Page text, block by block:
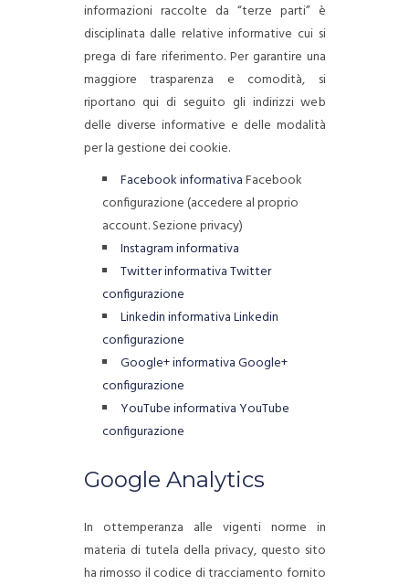
informazioni raccolte da “terze parti” è
disciplinata dalle relative informative cui si
prega di fare riferimento. Per garantire una
maggiore trasparenza e comodità, si
riportano qui di seguito gli indirizzi web
delle diverse informative e delle modalità
per la gestione dei cookie.
Facebook informativaFacebook
configurazione (accedere al proprio
account. Sezione privacy)
Instagram informativa
Twitter informativaTwitter
configurazione
Linkedin informativaLinkedin
configurazione
Google+ informativaGoogle+
configurazione
YouTube informativaYouTube
configurazione
Google Analytics
In ottemperanza alle vigenti norme in
materia di tutela della privacy, questo sito
ha rimosso il codice di tracciamento fornito